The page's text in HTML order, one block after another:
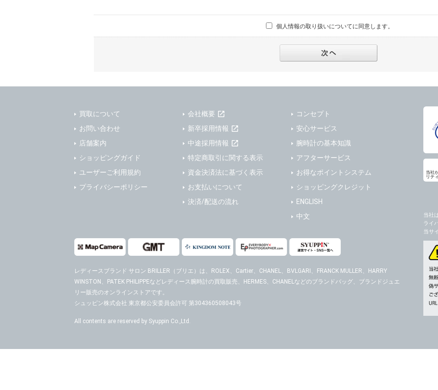
・お問合せへの対応のため
(3)ご本人または公衆の生命、身体又は財産の保護のために必要がある場合であって、本人の同
(4)国の機関若しくは地方公共団体又はその委託を受けた者が法令の定める事務を遂行すること
本人の同意を得ることにより当該事務の遂行に支障を及ぼすおそれがあるとき。
(5)業務を円滑に進めるために、外部業者に個人データの一部又は全部の処理を委託する場合（
４．ご提供の任意性
当社への個人情報の提供はお客様の任意ですが、必要な個人情報をご提供いただけない場合、
ますのでご了承下さい。
当社ホームページでは、利用者が当社ホームページに再訪問される際、より便利に当社ホーム
キーを使用する場合があります。
また利用者の統計的分析のため、または掲載された広告にクッキーを使用する場合があります。
６．個人情報に関するお問合せ対応
(1)当社は、当社の保有する個人データに関し、ご本人から利用目的の通知，開示，内容の訂正
者への提供の停止の請求などがあれば、ご本人の確認をさせていただいた上で、速やかに対応
※個人情報の開示請求には手数料として800円(税別)をご本人様にご負担いただいております。
があります。
個人情報の取り扱いについてに同意します。
買取について
お問い合わせ
店舗案内
ショッピングガイド
ユーザーご利用規約
プライバシーポリシー
会社概要
新卒採用情報
中途採用情報
特定商取引に関する表示
資金決済法に基づく表示
お支払いについて
決済/配送の流れ
コンセプト
安心サービス
腕時計の基本知識
アフターサービス
お得なポイントシステム
ショッピングクレジット
ENGLISH
中文
レディースブランド サロン BRILLER（ブリエ） は、ROLEX、Cartier、CHANEL、BVLGARI、FRANCK MULLER、HARRY
WINSTON、PATEK PHILIPPEなどレディース腕時計の買取販売、HERMES、CHANELなどのブランドバッグ、ブランドジュエ
リー販売のオンラインストアです。
シュッピン株式会社 東京都公安委員会許可 第304360508043号
All contents are reserved by Syuppin Co.,Ltd.
当社
リテ
当社
ライ
当サ